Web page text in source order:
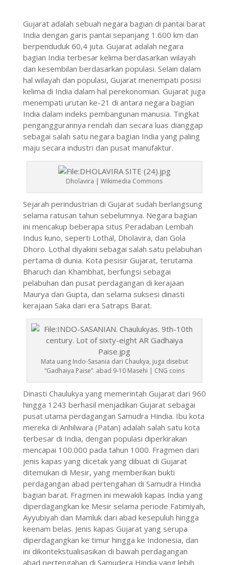
Gujarat adalah sebuah negara bagian di pantai barat
India dengan garis pantai sepanjang 1.600 km dan
berpenduduk 60,4 juta. Gujarat adalah negara
bagian India terbesar kelima berdasarkan wilayah
dan kesembilan berdasarkan populasi. Selain dalam
hal wilayah dan populasi, Gujarat menempati posisi
kelima di India dalam hal perekonomian. Gujarat juga
menempati urutan ke-21 di antara negara bagian
India dalam indeks pembangunan manusia. Tingkat
penganggurannya rendah dan secara luas dianggap
sebagai salah satu negara bagian India yang paling
maju secara industri dan pusat manufaktur.
Dholavira | Wikimedia Commons
Sejarah perindustrian di Gujarat sudah berlangsung
selama ratusan tahun sebelumnya. Negara bagian
ini mencakup beberapa situs Peradaban Lembah
Indus kuno, seperti Lothal, Dholavira, dan Gola
Dhoro. Lothal diyakini sebagai salah satu pelabuhan
pertama di dunia. Kota pesisir Gujarat, terutama
Bharuch dan Khambhat, berfungsi sebagai
pelabuhan dan pusat perdagangan di kerajaan
Maurya dan Gupta, dan selama suksesi dinasti
kerajaan Saka dari era Satraps Barat.
Mata uang Indo-Sasania dari Chaukya, juga disebut
“Gadhaiya Paise”. abad 9-10 Masehi | CNG coins
Dinasti Chaulukya yang memerintah Gujarat dari 960
hingga 1243 berhasil menjadikan Gujarat sebagai
pusat utama perdagangan Samudra Hindia. Ibu kota
mereka di Anhilwara (Patan) adalah salah satu kota
terbesar di India, dengan populasi diperkirakan
mencapai 100.000 pada tahun 1000. Fragmen dari
jenis kapas yang dicetak yang dibuat di Gujarat
ditemukan di Mesir, yang memberikan bukti
perdagangan abad pertengahan di Samudra Hindia
bagian barat. Fragmen ini mewakili kapas India yang
diperdagangkan ke Mesir selama periode Fatimiyah,
Ayyubiyah dan Mamluk dari abad kesepuluh hingga
keenam belas. Jenis kapas Gujarat yang serupa
diperdagangkan ke timur hingga ke Indonesia, dan
ini dikontekstualisasikan di bawah perdagangan
abad pertengahan di Samudera Hindia yang lebih